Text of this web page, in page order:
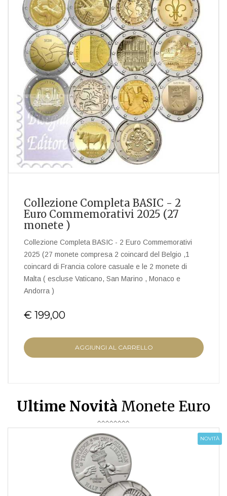
Collezione Completa BASIC - 2
Euro Commemorativi 2025 (27
monete )
Collezione Completa BASIC - 2 Euro Commemorativi
2025 (27 monete compresa 2 coincard del Belgio ,1
coincard di Francia colore casuale e le 2 monete di
Malta ( escluse Vaticano, San Marino , Monaco e
Andorra )
€ 199,00
AGGIUNGI AL CARRELLO
Ultime Novità Monete Euro
NOVITÀ